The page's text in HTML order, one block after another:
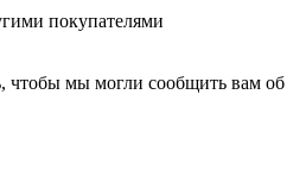
покупателями
чтобы мы могли сообщить вам об